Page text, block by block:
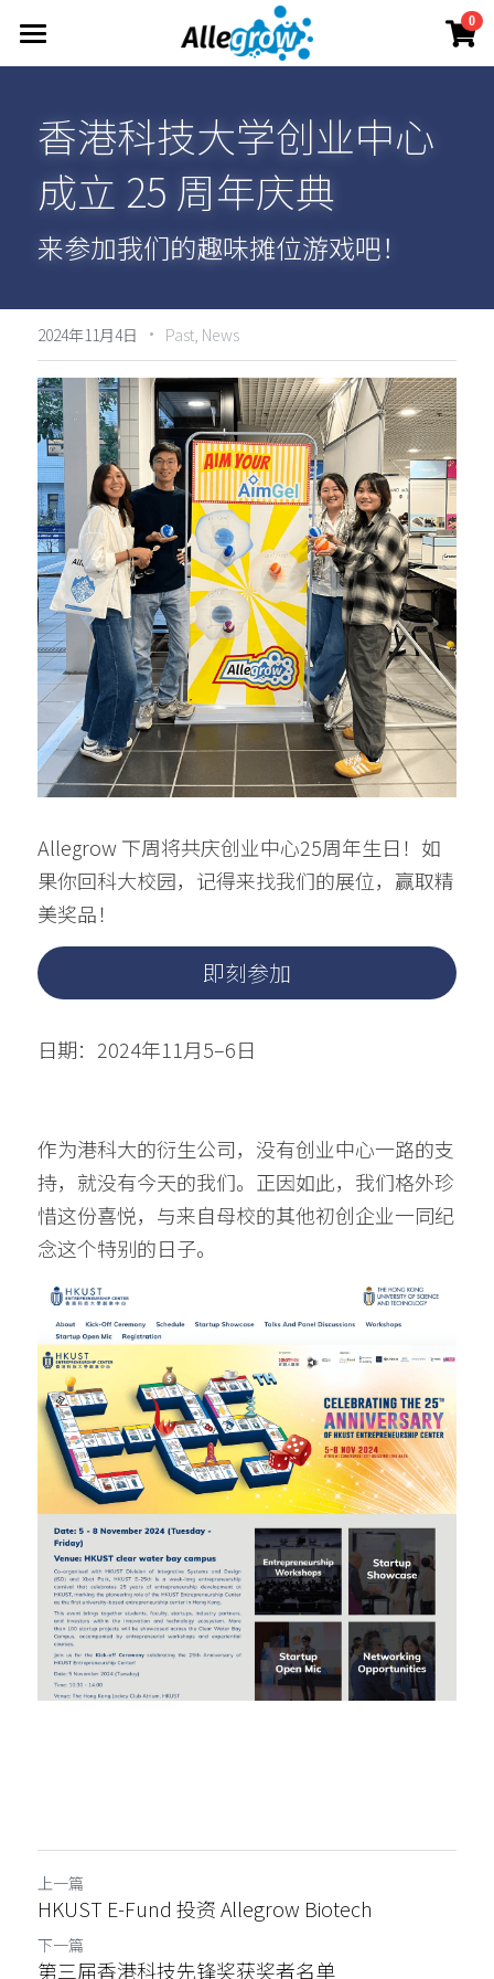
0
产品与服务
AimGel
定制服务
技术平台
原理概述
关于
联系我们
Allegrow 故事
新闻动态
资料中心
投资者资料
简体中文
English
立即订购
香港科技大学创业中心
成立 25 周年庆典
来参加我们的趣味摊位游戏吧！
2024年11月4日 · Past, News
Allegrow 下周将共庆创业中心25周年生日！如
果你回科大校园，记得来找我们的展位，赢取精
美奖品！
即刻参加
日期：2024年11月5–6日
作为港科大的衍生公司，没有创业中心一路的支
持，就没有今天的我们。正因如此，我们格外珍
惜这份喜悦，与来自母校的其他初创企业一同纪
念这个特别的日子。
上一篇
HKUST E-Fund 投资 Allegrow Biotech
下一篇
第三届香港科技先锋奖获奖者名单
×
商品分类
Aim-Tconv